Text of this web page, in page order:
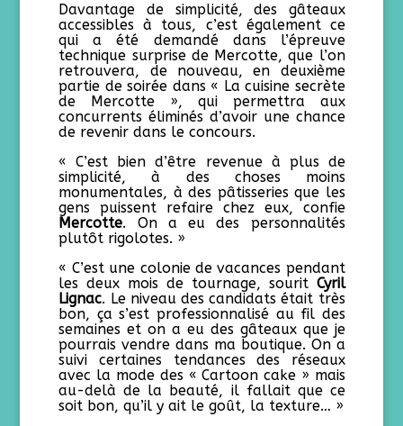
Davantage de simplicité, des gâteaux
accessibles à tous, c’est également ce
qui a été demandé dans l’épreuve
technique surprise de Mercotte, que l’on
retrouvera, de nouveau, en deuxième
partie de soirée dans « La cuisine secrète
de Mercotte », qui permettra aux
concurrents éliminés d’avoir une chance
de revenir dans le concours.
« C’est bien d’être revenue à plus de
simplicité, à des choses moins
monumentales, à des pâtisseries que les
gens puissent refaire chez eux, confie
Mercotte. On a eu des personnalités
plutôt rigolotes. »
« C’est une colonie de vacances pendant
les deux mois de tournage, sourit Cyril
Lignac. Le niveau des candidats était très
bon, ça s’est professionnalisé au fil des
semaines et on a eu des gâteaux que je
pourrais vendre dans ma boutique. On a
suivi certaines tendances des réseaux
avec la mode des « Cartoon cake » mais
au-delà de la beauté, il fallait que ce
soit bon, qu’il y ait le goût, la texture… »